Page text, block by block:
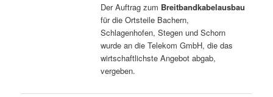
Der Auftrag zum Breitbandkabelausbau
für die Ortsteile Bachern,
Schlagenhofen, Stegen und Schorn
wurde an die Telekom GmbH, die das
wirtschaftlichste Angebot abgab,
vergeben.